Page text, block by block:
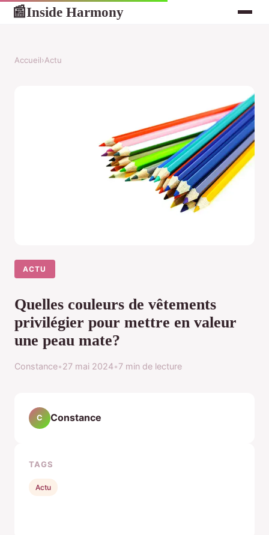
📰Inside Harmony
Accueil›Actu
ACTU
Quelles couleurs de vêtements
privilégier pour mettre en valeur
une peau mate?
Constance•27 mai 2024•7 min de lecture
C Constance
TAGS
Actu